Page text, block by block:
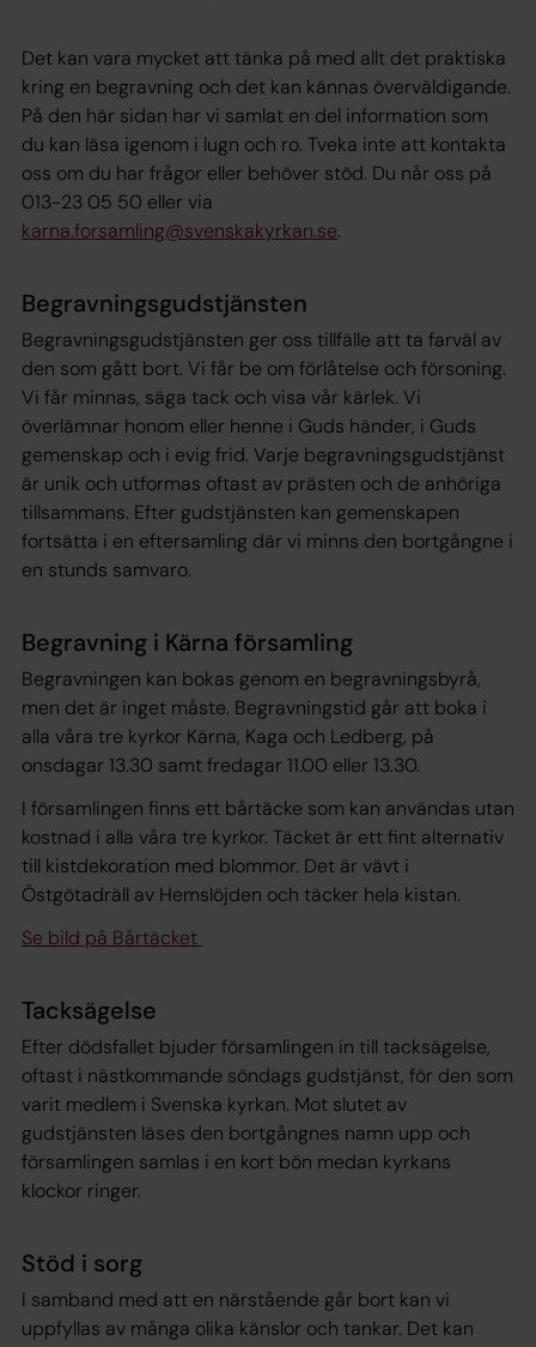
Det kan vara mycket att tänka på med allt det praktiska
kring en begravning och det kan kännas överväldigande.
På den här sidan har vi samlat en del information som
du kan läsa igenom i lugn och ro. Tveka inte att kontakta
oss om du har frågor eller behöver stöd. Du når oss på
013-23 05 50 eller via
karna.forsamling@svenskakyrkan.se.
Begravningsgudstjänsten
Begravningsgudstjänsten ger oss tillfälle att ta farväl av
den som gått bort. Vi får be om förlåtelse och försoning.
Vi får minnas, säga tack och visa vår kärlek. Vi
överlämnar honom eller henne i Guds händer, i Guds
gemenskap och i evig frid. Varje begravningsgudstjänst
är unik och utformas oftast av prästen och de anhöriga
tillsammans. Efter gudstjänsten kan gemenskapen
fortsätta i en eftersamling där vi minns den bortgångne i
en stunds samvaro.
Begravning i Kärna församling
Begravningen kan bokas genom en begravningsbyrå,
men det är inget måste. Begravningstid går att boka i
alla våra tre kyrkor Kärna, Kaga och Ledberg, på
onsdagar 13.30 samt fredagar 11.00 eller 13.30.
I församlingen finns ett bårtäcke som kan användas utan
kostnad i alla våra tre kyrkor. Täcket är ett fint alternativ
till kistdekoration med blommor. Det är vävt i
Östgötadräll av Hemslöjden och täcker hela kistan.
Se bild på Bårtäcket
Tacksägelse
Efter dödsfallet bjuder församlingen in till tacksägelse,
oftast i nästkommande söndags gudstjänst, för den som
varit medlem i Svenska kyrkan. Mot slutet av
gudstjänsten läses den bortgångnes namn upp och
församlingen samlas i en kort bön medan kyrkans
klockor ringer.
Stöd i sorg
I samband med att en närstående går bort kan vi
uppfyllas av många olika känslor och tankar. Det kan